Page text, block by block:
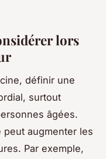
lors
définir une
surtout
âgées.
augmenter les
Par exemple,